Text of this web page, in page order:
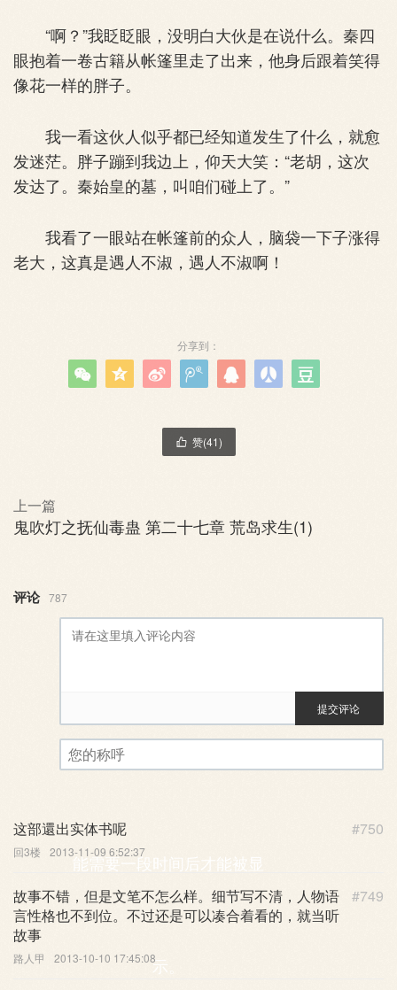
“啊？”我眨眨眼，没明白大伙是在说什么。秦四
眼抱着一卷古籍从帐篷里走了出来，他身后跟着笑得
像花一样的胖子。
我一看这伙人似乎都已经知道发生了什么，就愈
发迷茫。胖子蹦到我边上，仰天大笑：“老胡，这次
发达了。秦始皇的墓，叫咱们碰上了。”
我看了一眼站在帐篷前的众人，脑袋一下子涨得
老大，这真是遇人不淑，遇人不淑啊！
分享到：
      
 赞(41)
上一篇
鬼吹灯之抚仙毒蛊 第二十七章 荒岛求生(1)
评论 787
评论审核已启用。您的评论可
能需要一段时间后才能被显
示。
提交评论
#750
这部還出实体书呢
回3楼 2013-11-09 6:52:37
#749
故事不错，但是文笔不怎么样。细节写不清，人物语
言性格也不到位。不过还是可以凑合着看的，就当听
故事
路人甲 2013-10-10 17:45:08